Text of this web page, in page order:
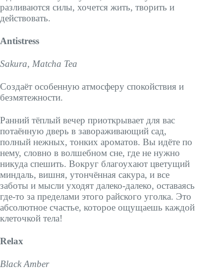
разливаются силы, хочется жить, творить и
действовать.
Antistress
Sakura, Matcha Tea
Создаёт особенную атмосферу спокойствия и
безмятежности.
Ранний тёплый вечер приоткрывает для вас
потаённую дверь в завораживающий сад,
полный нежных, тонких ароматов. Вы идёте по
нему, словно в волшебном сне, где не нужно
никуда спешить. Вокруг благоухают цветущий
миндаль, вишня, утончённая сакура, и все
заботы и мысли уходят далеко-далеко, оставаясь
где-то за пределами этого райского уголка. Это
абсолютное счастье, которое ощущаешь каждой
клеточкой тела!
Relax
Black Amber